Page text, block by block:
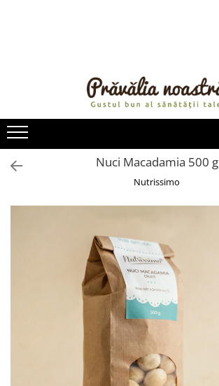
ULEIURI ȘI UNTURI
MĂSLINE
FRUCTE DESHIDRATATE
FRUCTE LA CONSERVĂ
FĂINĂ FĂRĂ GLUTEN
BĂUTURI / LAPTE VEGETAL
OREZ ȘI CEREALE
CREME ȘI PASTE TARTINABILE
CEAIURI GRECEȘTI
Nuci Macadamia 500 g
Nutrissimo